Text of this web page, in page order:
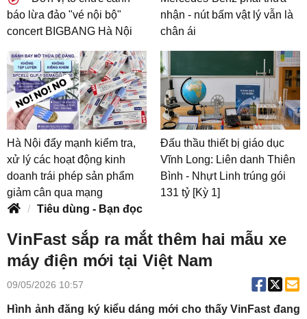
báo lừa đảo "vé nội bộ"
concert BIGBANG Hà Nội
nhận - nút bấm vật lý vẫn là
chân ái
Hà Nội đẩy mạnh kiểm tra,
xử lý các hoạt động kinh
doanh trái phép sản phẩm
giảm cân qua mạng
Đấu thầu thiết bị giáo dục
Vĩnh Long: Liên danh Thiên
Bình - Nhựt Linh trúng gói
131 tỷ [Kỳ 1]
Tiêu dùng - Bạn đọc
VinFast sắp ra mắt thêm hai mẫu xe
máy điện mới tại Việt Nam
09/05/2026 10:57
Hình ảnh đăng ký kiểu dáng mới cho thấy VinFast đang